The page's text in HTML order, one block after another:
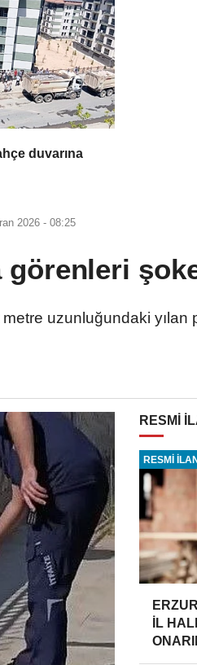
duvarına
2026 - 08:25
görenleri
metre uzunluğundaki
RESMİ
RESMİ
İL